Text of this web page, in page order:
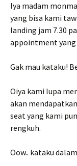
Iya madam
yang bisa kami
landing jam 7.30
appointment yang
Gak mau kataku!
Oiya kami lupa
akan
seat yang kami
rengkuh.
Oow.. kataku